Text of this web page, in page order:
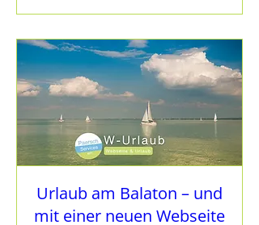
Urlaub am Balaton – und
mit einer neuen Webseite